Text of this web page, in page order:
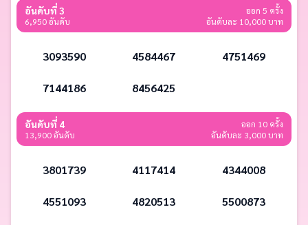
อันดับที่ 3
ออก 5 ครั้ง
6,950 อันดับ
อันดับละ 10,000 บาท
3093590 4584467 4751469
7144186 8456425
อันดับที่ 4
ออก 10 ครั้ง
13,900 อันดับ
อันดับละ 3,000 บาท
3801739 4117414 4344008
4551093 4820513 5500873